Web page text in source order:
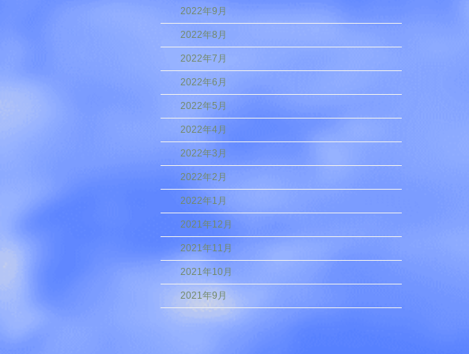
2022年9月
2022年8月
2022年7月
2022年6月
2022年5月
2022年4月
2022年3月
2022年2月
2022年1月
2021年12月
2021年11月
2021年10月
2021年9月